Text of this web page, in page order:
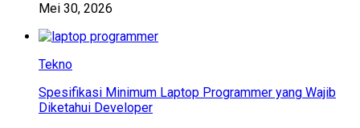
Mei 30, 2026
Tekno
Spesifikasi Minimum Laptop Programmer yang Wajib
Diketahui Developer